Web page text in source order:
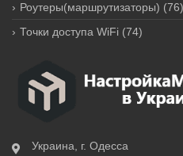
Роутеры(маршрутизаторы) (76)
Точки доступа WiFi (74)
Украина, г. Одесса